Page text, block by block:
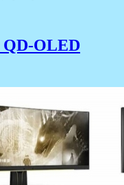
QD-OLED